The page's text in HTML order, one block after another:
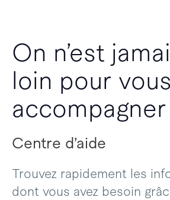
On n’est
loin pour vous
accompagner
Centre d’aide
Trouvez rapidement les
dont vous avez besoin